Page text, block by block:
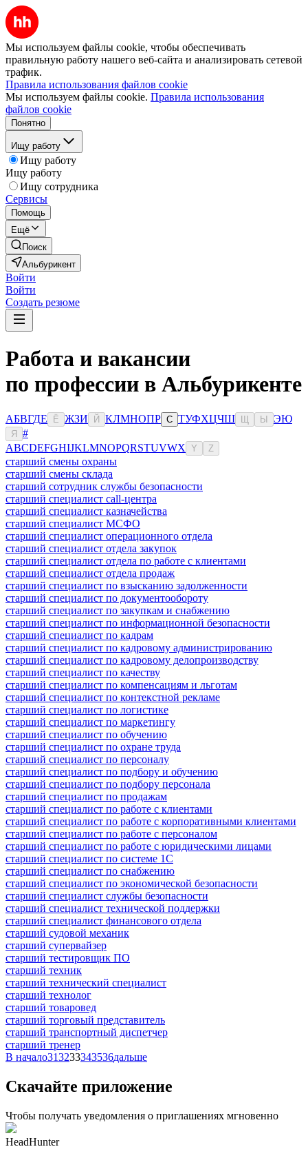
Мы используем файлы cookie, чтобы обеспечивать
правильную работу нашего веб-сайта и анализировать сетевой
трафик.
Правила использования файлов cookie
Мы используем файлы cookie. Правила использования
файлов cookie
Понятно
Ищу работу
Ищу работу
Ищу работу
Ищу сотрудника
Сервисы
Помощь
Ещё
Поиск
Альбурикент
Войти
Войти
Создать резюме
Работа и вакансии
по профессии в Альбурикенте
АБВГДЕ Ё ЖЗИ Й КЛМНОПР С ТУФХЦЧШ Ы ЭЮ
Я
#
ABCDEFGHIJKLMNOPQRSTUVWX Y Z
старший смены охраны
старший смены склада
старший сотрудник службы безопасности
старший специалист call-центра
старший специалист казначейства
старший специалист МСФО
старший специалист операционного отдела
старший специалист отдела закупок
старший специалист отдела по работе с клиентами
старший специалист отдела продаж
старший специалист по взысканию задолженности
старший специалист по документообороту
старший специалист по закупкам и снабжению
старший специалист по информационной безопасности
старший специалист по кадрам
старший специалист по кадровому администрированию
старший специалист по кадровому делопроизводству
старший специалист по качеству
старший специалист по компенсациям и льготам
старший специалист по контекстной рекламе
старший специалист по логистике
старший специалист по маркетингу
старший специалист по обучению
старший специалист по охране труда
старший специалист по персоналу
старший специалист по подбору и обучению
старший специалист по подбору персонала
старший специалист по продажам
старший специалист по работе с клиентами
старший специалист по работе с корпоративными клиентами
старший специалист по работе с персоналом
старший специалист по работе с юридическими лицами
старший специалист по системе 1С
старший специалист по снабжению
старший специалист по экономической безопасности
старший специалист службы безопасности
старший специалист технической поддержки
старший специалист финансового отдела
старший судовой механик
старший супервайзер
старший тестировщик ПО
старший техник
старший технический специалист
старший технолог
старший товаровед
старший торговый представитель
старший транспортный диспетчер
старший тренер
В начало313233343536дальше
Скачайте приложение
Чтобы получать уведомления о приглашениях мгновенно
HeadHunter